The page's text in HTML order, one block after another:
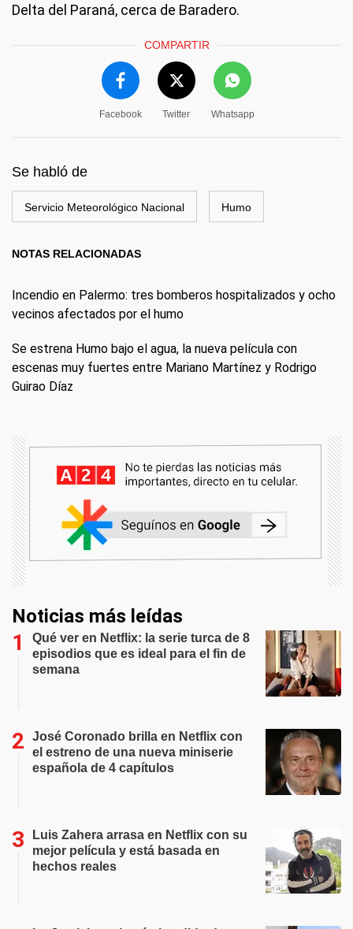
Delta del Paraná, cerca de Baradero.
COMPARTIR
Facebook Twitter Whatsapp
Se habló de
Servicio Meteorológico Nacional Humo
NOTAS RELACIONADAS
Incendio en Palermo: tres bomberos hospitalizados y ocho
vecinos afectados por el humo
Se estrena Humo bajo el agua, la nueva película con
escenas muy fuertes entre Mariano Martínez y Rodrigo
Guirao Díaz
Noticias más leídas
Qué ver en Netflix: la serie turca de 8
episodios que es ideal para el fin de
semana
José Coronado brilla en Netflix con
el estreno de una nueva miniserie
española de 4 capítulos
Luis Zahera arrasa en Netflix con su
mejor película y está basada en
hechos reales